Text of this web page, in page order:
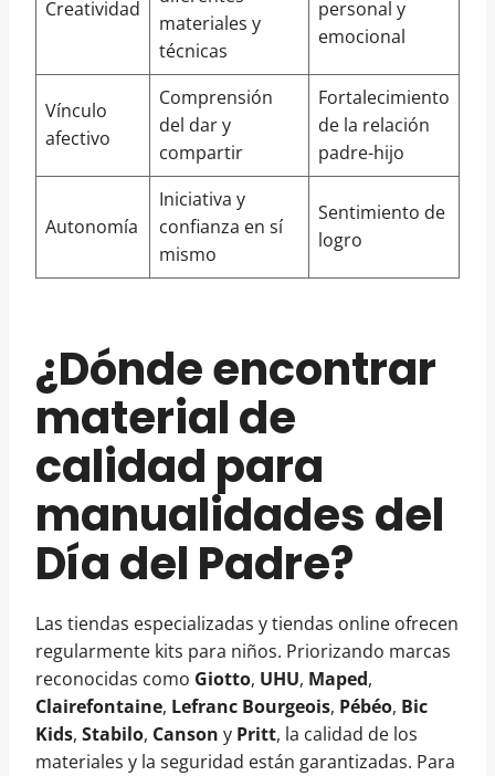
Creatividad
materiales y
técnicas
personal y
emocional
Vínculo
afectivo
Comprensión
del dar y
compartir
Fortalecimiento
de la relación
padre-hijo
Autonomía
Iniciativa y
confianza en sí
mismo
Sentimiento de
logro
¿Dónde encontrar
material de
calidad para
manualidades del
Día del Padre?
Las tiendas especializadas y tiendas online ofrecen
regularmente kits para niños. Priorizando marcas
reconocidas como Giotto, UHU, Maped,
Clairefontaine, Lefranc Bourgeois, Pébéo, Bic
Kids, Stabilo, Canson y Pritt, la calidad de los
materiales y la seguridad están garantizadas. Para